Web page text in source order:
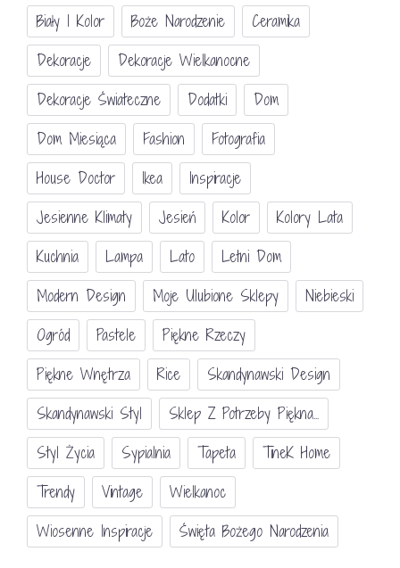
Biały I Kolor
Boże Narodzenie
Ceramika
Dekoracje
Dekoracje Wielkanocne
Dekoracje Świateczne
Dodatki
Dom
Dom Miesiąca
Fashion
Fotografia
House Doctor
Ikea
Inspiracje
Jesienne Klimaty
Jesień Kolor
Kolory Lata
Kuchnia
Lampa Lato
Letni Dom
Modern Design
Moje Ulubione Sklepy
Niebieski
Ogród
Pastele
Piękne Rzeczy
Piękne Wnętrza
Rice
Skandynawski Design
Skandynawski Styl
Sklep Z Potrzeby Piękna...
Styl Życia
Sypialnia Tapeta
TineK Home
Trendy
Vintage
Wielkanoc
Wiosenne Inspiracje
Święta Bożego Narodzenia